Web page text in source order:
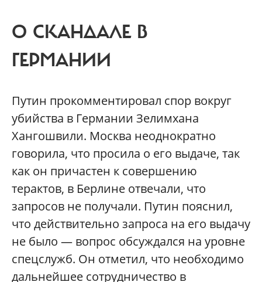
О СКАНДАЛЕ В
ГЕРМАНИИ
Путин прокомментировал спор вокруг
убийства в Германии Зелимхана
Хангошвили. Москва неоднократно
говорила, что просила о его выдаче, так
как он причастен к совершению
терактов, в Берлине отвечали, что
запросов не получали. Путин пояснил,
что действительно запроса на его выдачу
не было — вопрос обсуждался на уровне
спецслужб. Он отметил, что необходимо
дальнейшее сотрудничество в